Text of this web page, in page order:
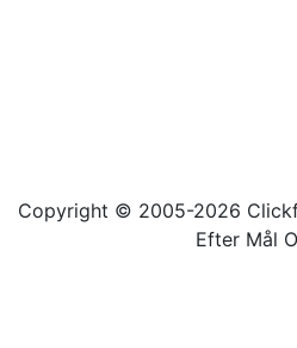
Copyright © 2005-2026
Efter Mål